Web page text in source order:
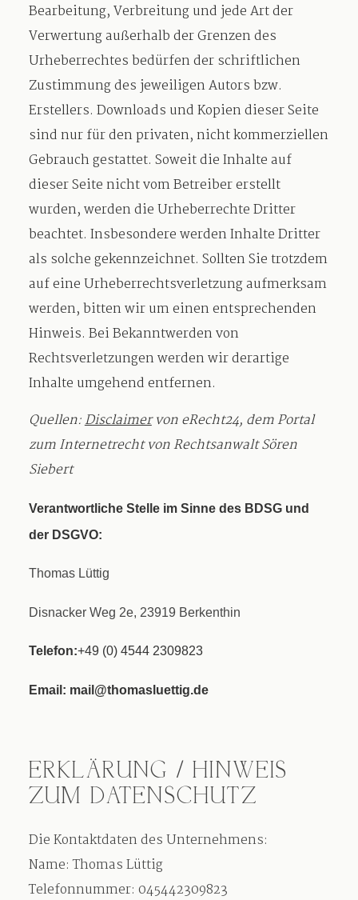
Bearbeitung, Verbreitung und jede Art der
Verwertung außerhalb der Grenzen des
Urheberrechtes bedürfen der schriftlichen
Zustimmung des jeweiligen Autors bzw.
Erstellers. Downloads und Kopien dieser Seite
sind nur für den privaten, nicht kommerziellen
Gebrauch gestattet. Soweit die Inhalte auf
dieser Seite nicht vom Betreiber erstellt
wurden, werden die Urheberrechte Dritter
beachtet. Insbesondere werden Inhalte Dritter
als solche gekennzeichnet. Sollten Sie trotzdem
auf eine Urheberrechtsverletzung aufmerksam
werden, bitten wir um einen entsprechenden
Hinweis. Bei Bekanntwerden von
Rechtsverletzungen werden wir derartige
Inhalte umgehend entfernen.
Quellen:Disclaimervon eRecht24, dem Portal
zum Internetrecht von Rechtsanwalt Sören
Siebert
Verantwortliche Stelle im Sinne des BDSG und
der DSGVO:
Thomas Lüttig
Disnacker Weg 2e, 23919 Berkenthin
Telefon:+49 (0) 4544 2309823
Email: mail@thomasluettig.de
ERKLÄRUNG / HINWEIS
ZUM DATENSCHUTZ
Die Kontaktdaten des Unternehmens:
Name: Thomas Lüttig
Telefonnummer: 045442309823